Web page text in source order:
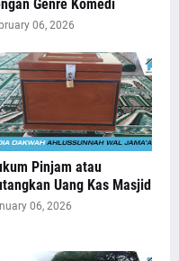
Genre Komedi
06, 2026
Pinjam atau
Uang Kas Masjid
06, 2026